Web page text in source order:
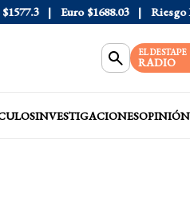
Euro $1688.03 Riesgo País
EL DESTAPE
RADIO
INVESTIGACIONESOPINIÓN